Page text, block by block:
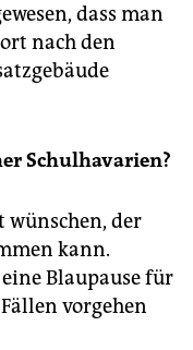
dass man
nach den
Schulhavarien?
wünschen, der
kann.
Blaupause für
vorgehen